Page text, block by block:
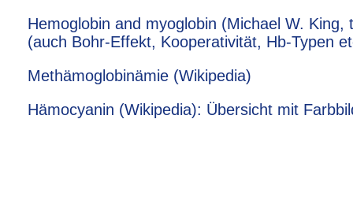
Hemoglobin and myoglobin (Michael W.
(auch Bohr-Effekt, Kooperativität, Hb-Typen
Methämoglobinämie (Wikipedia)
Hämocyanin (Wikipedia): Übersicht mit